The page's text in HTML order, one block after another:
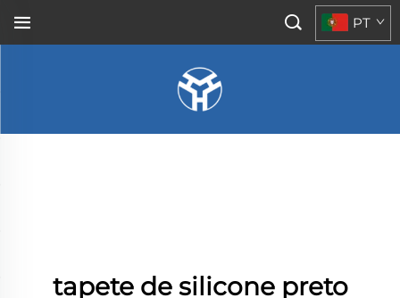
PT
tapete de silicone preto